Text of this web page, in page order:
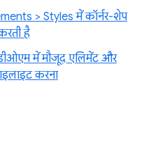
> Styles में कॉर्नर-शेप
है
में मौजूद एलिमेंट और
करना